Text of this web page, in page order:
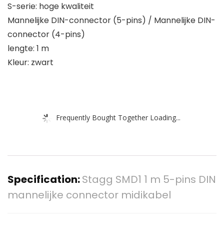
S-serie: hoge kwaliteit
Mannelijke DIN-connector (5-pins) / Mannelijke DIN-
connector (4-pins)
lengte: 1 m
Kleur: zwart
Frequently Bought Together Loading...
Specification:Stagg SMD1 1 m 5-pins DIN
mannelijke connector midikabel